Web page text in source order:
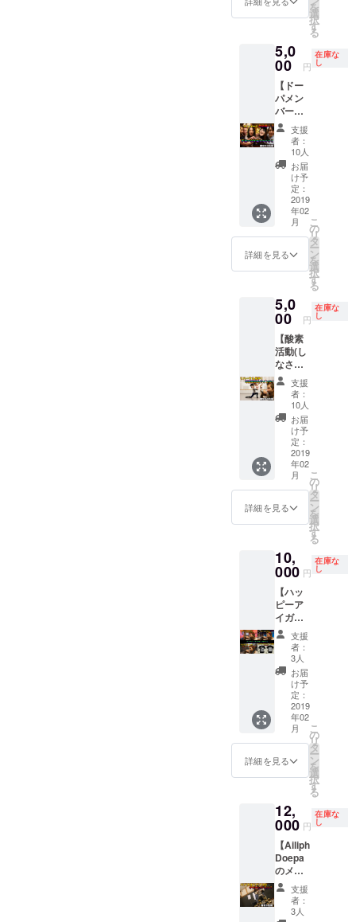
(お友達
招待可
能） 公
演日も
アナタ
に合わ
せま
す。(4
月以降
になり
ます) 入
れれる
もんな
ら入れ
て見や
が
れ！！
曲まで
※ドーパ
の曲の
み ※
ドーパ
チャン
ネルの
カメラ
入りま
す。
※2/3の
ワンマ
ンとは
関係あ
りませ
全リ
ターン
映像】
付き
本
「60TR
MCマシ
ンガン
ズ考
案！！
あなた
の為
に、
ドーパ
メン
バーの
名付け
親、ア
イガー
ゴイル
込めて
アナタ
を授け
ます。
ステー
ジネー
ムは色
紙にて
ドーパ
メン
バーの
サイン
と共に
お渡し
致しま
す。 家
宝にな
ること
間違い
し...！？
ターン
特典
【謎の
映像】
付き
を
選
択
す
る
5,0
00 円
在庫な
し
【ドー
パメン
バーと
プライ
ベート
飲み
会！！
の居酒
屋で
ドーパ
メン
バーと
飲んで
飲んで
飲みま
り！！
酔った
メン
バーに
誰も知
らない
音楽業
界の裏
事情を
聞い
ちゃお
う！！
ポロリ
もある
よ(あり
ません)
2018/2/
18:00〜
新宿近
辺のお
店にて
開催予
定 (万が
一変更
になる
場合も
ござい
ます。
ご了承
下さ
い。）
※2時間
を予定
してお
りま
は支援
者様の
方負担
となり
ます。
※ドーパ
チャン
ネルの
カメラ
支援
者：
10人
お届
け予
定：
2019
年02
月
詳細を見る
こ
の
リ
タ
ー
ン
を
選
択
す
る
5,0
00 円
在庫な
し
【酸素
活動(し
なさ
い)TOU
R ファ
イナル
ワンマ
ンのリ
ハーサ
ル見学&
サイン&
写真撮
影会】
2/3渋谷
CYCLO
NEで行
るONE
MAN
LIVEの
リハ見
学！ 更
にサイ
ン色紙
と集合
写真を
撮らせ
て頂き
ます！
▼公演
詳細は
こちら
2019/2/
3(日) 渋
Ailiph
Doepa
3rd
Album
「OXYG
EN」
Releas
e Tour
「酸素
支援
者：
10人
お届
け予
定：
2019
年02
月
詳細を見る
こ
の
リ
タ
ー
ン
を
選
択
す
る
10,
000 円
在庫な
し
【ハッ
ピーア
イガー
セッ
ト】 ①
アイ
ガーゴ
イルの
モーニ
ング
コール
②アイ
ガーゴ
イルと
朝食 ③
アイ
イルと
カラオ
ケ ④CF
限定T
シャツ
の全て
セット
でこの
お値
支援
者：
3人
お届
け予
定：
2019
年02
月
詳細を見る
こ
の
リ
タ
ー
ン
を
選
択
す
る
12,
000 円
在庫な
し
【Ailiph
Doepa
のメン
バー
と、プ
ライ
支援
者：
3人